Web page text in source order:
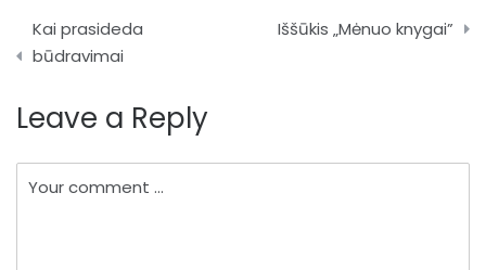
Navigacija
tarp
įrašų
Kai prasideda
būdravimai
Iššūkis „Mėnuo knygai”
Leave a Reply